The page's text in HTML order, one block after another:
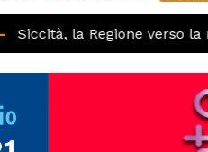
la Regione verso la